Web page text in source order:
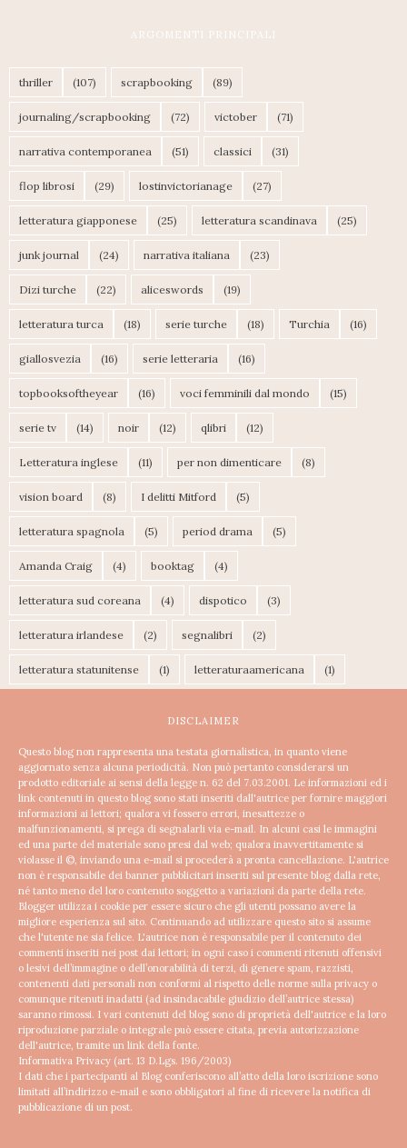
ARGOMENTI PRINCIPALI
thriller (107) scrapbooking (89)
journaling/scrapbooking (72) victober (71)
narrativa contemporanea (51) classici (31)
flop librosi (29) lostinvictorianage (27)
letteratura giapponese (25) letteratura scandinava (25)
junk journal (24) narrativa italiana (23)
Dizi turche (22) aliceswords (19)
letteratura turca (18) serie turche (18) Turchia (16)
giallosvezia (16) serie letteraria (16)
topbooksoftheyear (16) voci femminili dal mondo (15)
serie tv (14) noir (12) qlibri (12)
Letteratura inglese (11) per non dimenticare (8)
vision board (8) I delitti Mitford (5)
letteratura spagnola (5) period drama (5)
Amanda Craig (4) booktag (4)
letteratura sud coreana (4) dispotico (3)
letteratura irlandese (2) segnalibri (2)
letteratura statunitense (1) letteraturaamericana (1)
DISCLAIMER
Questo blog non rappresenta una testata giornalistica, in quanto viene
aggiornato senza alcuna periodicità. Non può pertanto considerarsi un
prodotto editoriale ai sensi della legge n. 62 del 7.03.2001. Le informazioni ed i
link contenuti in questo blog sono stati inseriti dall'autrice per fornire maggiori
informazioni ai lettori; qualora vi fossero errori, inesattezze o
malfunzionamenti, si prega di segnalarli via e-mail. In alcuni casi le immagini
ed una parte del materiale sono presi dal web; qualora inavvertitamente si
violasse il ©, inviando una e-mail si procederà a pronta cancellazione. L'autrice
non è responsabile dei banner pubblicitari inseriti sul presente blog dalla rete,
né tanto meno del loro contenuto soggetto a variazioni da parte della rete.
Blogger utilizza i cookie per essere sicuro che gli utenti possano avere la
migliore esperienza sul sito. Continuando ad utilizzare questo sito si assume
che l'utente ne sia felice. L'autrice non è responsabile per il contenuto dei
commenti inseriti nei post dai lettori; in ogni caso i commenti ritenuti offensivi
o lesivi dell’immagine o dell’onorabilità di terzi, di genere spam, razzisti,
contenenti dati personali non conformi al rispetto delle norme sulla privacy o
comunque ritenuti inadatti (ad insindacabile giudizio dell’autrice stessa)
saranno rimossi. I vari contenuti del blog sono di proprietà dell'autrice e la loro
riproduzione parziale o integrale può essere citata, previa autorizzazione
dell'autrice, tramite un link della fonte.
Informativa Privacy (art. 13 D.Lgs. 196/2003)
I dati che i partecipanti al Blog conferiscono all’atto della loro iscrizione sono
limitati all’indirizzo e-mail e sono obbligatori al fine di ricevere la notifica di
pubblicazione di un post.